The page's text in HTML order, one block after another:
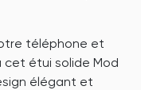
téléphone et
étui solide Mod
élégant et